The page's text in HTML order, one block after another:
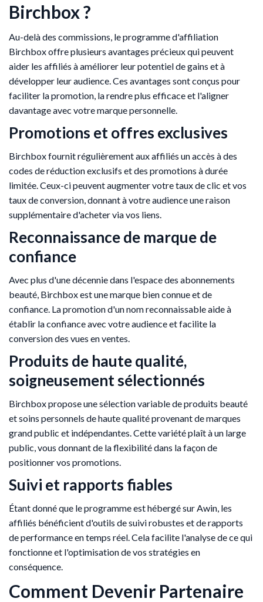
Birchbox ?
Au-delà des commissions, le programme d'affiliation
Birchbox offre plusieurs avantages précieux qui peuvent
aider les affiliés à améliorer leur potentiel de gains et à
développer leur audience. Ces avantages sont conçus pour
faciliter la promotion, la rendre plus efficace et l'aligner
davantage avec votre marque personnelle.
Promotions et offres exclusives
Birchbox fournit régulièrement aux affiliés un accès à des
codes de réduction exclusifs et des promotions à durée
limitée. Ceux-ci peuvent augmenter votre taux de clic et vos
taux de conversion, donnant à votre audience une raison
supplémentaire d'acheter via vos liens.
Reconnaissance de marque de
confiance
Avec plus d'une décennie dans l'espace des abonnements
beauté, Birchbox est une marque bien connue et de
confiance. La promotion d'un nom reconnaissable aide à
établir la confiance avec votre audience et facilite la
conversion des vues en ventes.
Produits de haute qualité,
soigneusement sélectionnés
Birchbox propose une sélection variable de produits beauté
et soins personnels de haute qualité provenant de marques
grand public et indépendantes. Cette variété plaît à un large
public, vous donnant de la flexibilité dans la façon de
positionner vos promotions.
Suivi et rapports fiables
Étant donné que le programme est hébergé sur Awin, les
affiliés bénéficient d'outils de suivi robustes et de rapports
de performance en temps réel. Cela facilite l'analyse de ce qui
fonctionne et l'optimisation de vos stratégies en
conséquence.
Comment Devenir Partenaire